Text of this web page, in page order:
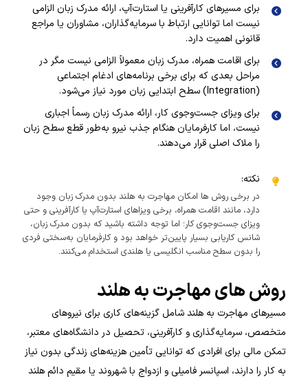
برای مسیرهای کارآفرینی یا استارت‌آپ، ارائه مدرک زبان الزامی
نیست اما توانایی ارتباط با سرمایه‌گذاران، مشاوران یا مراجع
قانونی اهمیت دارد.
برای اقامت همراه، مدرک زبان معمولاً الزامی نیست مگر در
مراحل بعدی که برای برخی برنامه‌های ادغام اجتماعی
(Integration) سطح ابتدایی زبان مورد نیاز می‌شود.
برای ویزای جست‌وجوی کار، ارائه مدرک زبان رسماً اجباری
نیست، اما کارفرمایان هنگام جذب نیرو به‌طور قطع سطح زبان
را ملاک اصلی قرار می‌دهند.
نکته:
در برخی روش ها امکان مهاجرت به هلند بدون مدرک زبان وجود
دارد، مانند اقامت همراه، برخی ویزاهای استارت‌آپ یا کارآفرینی و حتی
ویزای جست‌وجوی کار؛ اما توجه داشته باشید که بدون مدرک زبان،
شانس کاریابی بسیار پایین‌تر خواهد بود و کارفرمایان به‌سختی فردی
را بدون سطح مناسب انگلیسی یا هلندی استخدام می‌کنند.
روش های مهاجرت به هلند
مسیرهای مهاجرت به هلند شامل گزینه‌های کاری برای نیروهای
متخصص، سرمایه‌گذاری و کارآفرینی، تحصیل در دانشگاه‌های معتبر،
تمکن مالی برای افرادی که توانایی تأمین هزینه‌های زندگی بدون نیاز
به کار را دارند، اسپانسر فامیلی و ازدواج با شهروند یا مقیم دائم هلند